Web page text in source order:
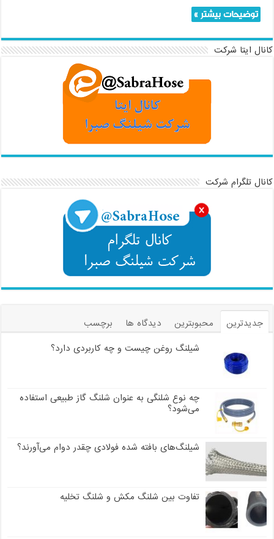
توضیحات بیشتر »
کانال ایتا شرکت
کانال تلگرام شرکت
جدیدترین محبوبترین دیدگاه ها
برچسب
شیلنگ روغن چیست و چه کاربردی دارد؟
چه نوع شلنگی به عنوان شلنگ گاز طبیعی استفاده
می‌شود؟
شیلنگ‌های بافته شده فولادی چقدر دوام می‌آورند؟
تفاوت بین شلنگ مکش و شلنگ تخلیه